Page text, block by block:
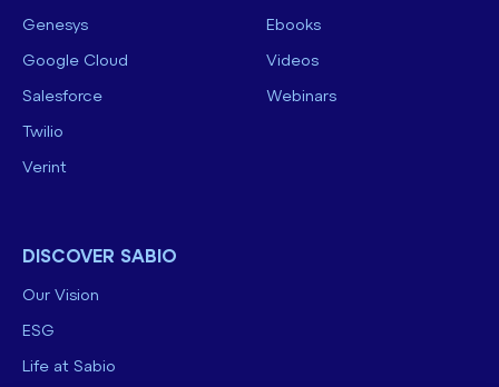
Genesys
Google Cloud
Salesforce
Twilio
Verint
Ebooks
Videos
Webinars
DISCOVER SABIO
Our Vision
ESG
Life at Sabio